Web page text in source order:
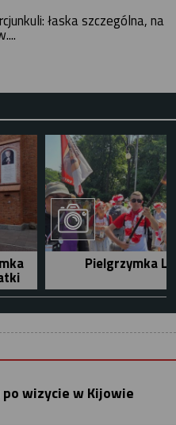
łaska szczególna, na
Pielgrzymka
wizycie w Kijowie